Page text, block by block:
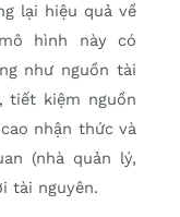
lại hiệu quả về
hình này có
như nguồn tài
tiết kiệm nguồn
nhận thức và
(nhà quản lý,
tài nguyên.